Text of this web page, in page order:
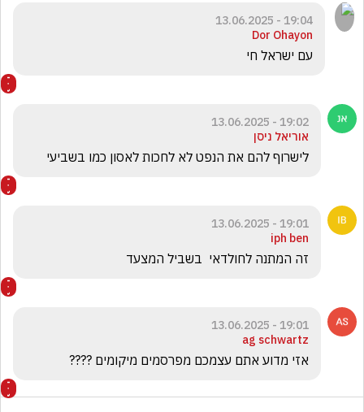
19:04 - 13.06.2025
Dor Ohayon
עם ישראל חי
19:02 - 13.06.2025
אוריאל ניסן
לישרוף להם את הנפט לא לחכות לאסון כמו בשביעי
19:01 - 13.06.2025
iph ben
זה המתנה לחולדאי  בשביל המצעד
19:01 - 13.06.2025
ag schwartz
אזי מדוע אתם עצמכם מפרסמים מיקומים ????